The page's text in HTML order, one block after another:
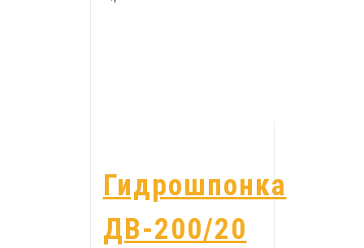
Гидрошпонка
ДВ-200/20